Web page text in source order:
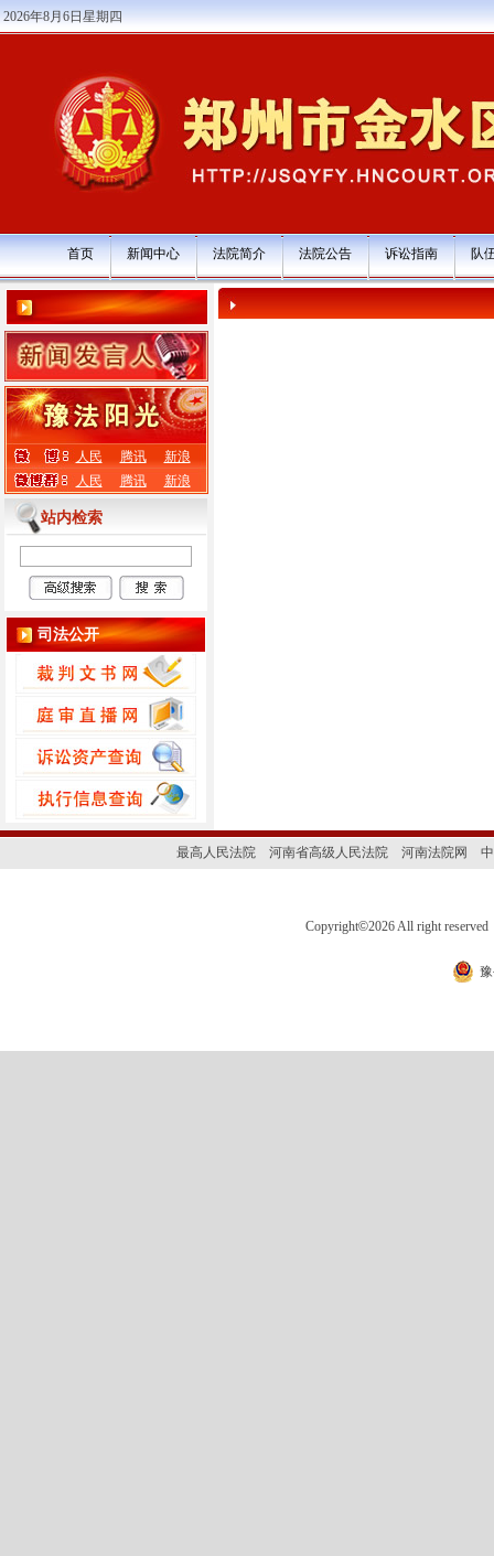
2026年8月6日星期四
首页 新闻中心 法院简介 法院公告 诉讼指南 队
人民 腾讯
新浪
人民
腾讯 新浪
站内检索
司法公开
最高人民法院 河南省高级人民法院 河南法院网
Copyright©2026 All right